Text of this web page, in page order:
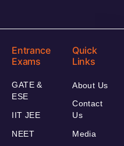
Entrance
Exams
GATE &
ESE
IIT JEE
NEET
Quick
Links
About Us
Contact
Us
Media